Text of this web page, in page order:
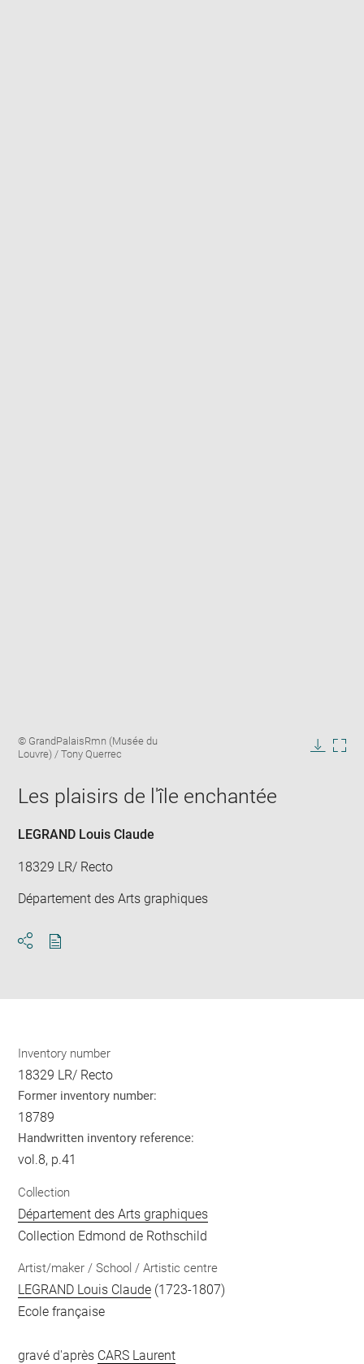
window
Image
caption:
© GrandPalaisRmn (Musée du
Louvre) / Tony Querrec
Les plaisirs de l'île enchantée
LEGRAND Louis Claude
18329 LR/ Recto
Département des Arts graphiques
Inventory number
18329 LR/ Recto
Former inventory number:
18789
Handwritten inventory reference:
vol.8, p.41
Collection
Département des Arts graphiques
Collection Edmond de Rothschild
Artist/maker / School / Artistic centre
LEGRAND Louis Claude (1723-1807)
Ecole française
gravé d'après CARS Laurent